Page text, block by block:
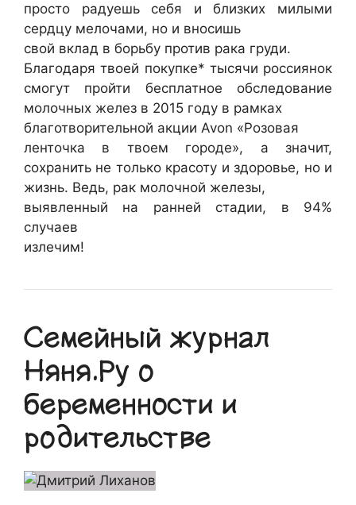
просто радуешь себя и близких милыми
сердцу мелочами, но и вносишь
свой вклад в борьбу против рака груди.
Благодаря твоей покупке* тысячи россиянок
смогут пройти бесплатное обследование
молочных желез в 2015 году в рамках
благотворительной акции Avon «Розовая
ленточка в твоем городе», а значит,
сохранить не только красоту и здоровье, но и
жизнь. Ведь, рак молочной железы,
выявленный на ранней стадии, в 94%
случаев
излечим!
Семейный журнал
Няня.Ру о
беременности и
родительстве